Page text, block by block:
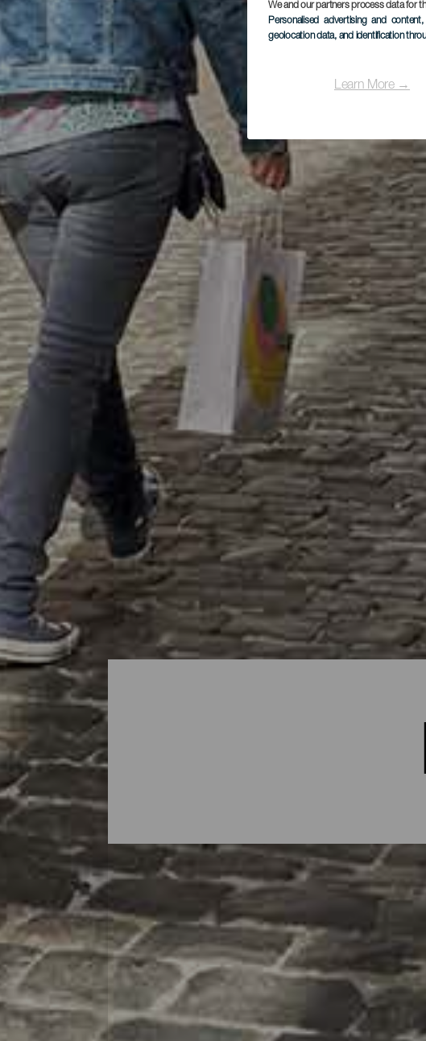
We and our partners process data for
Personalised advertising and
geolocation data, and identification
Learn More →
Hvor kan man shoppe på La
La Isla Bonita efterlader altid et godt minde, men
afslappende dag med at gå på opdagelse i de
facader, gademarkederne fulde af forskellige